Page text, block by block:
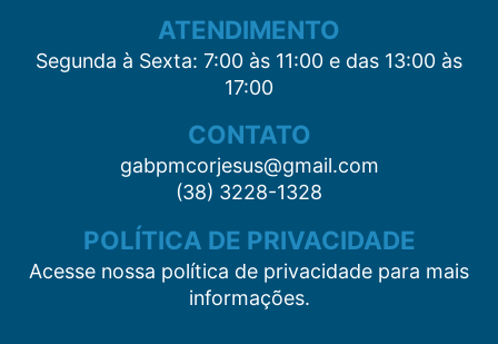
ATENDIMENTO
Segunda à Sexta: 7:00 às 11:00 e das 13:00 às
17:00
CONTATO
gabpmcorjesus@gmail.com
(38) 3228-1328
POLÍTICA DE PRIVACIDADE
Acesse nossa política de privacidade para mais
informações.